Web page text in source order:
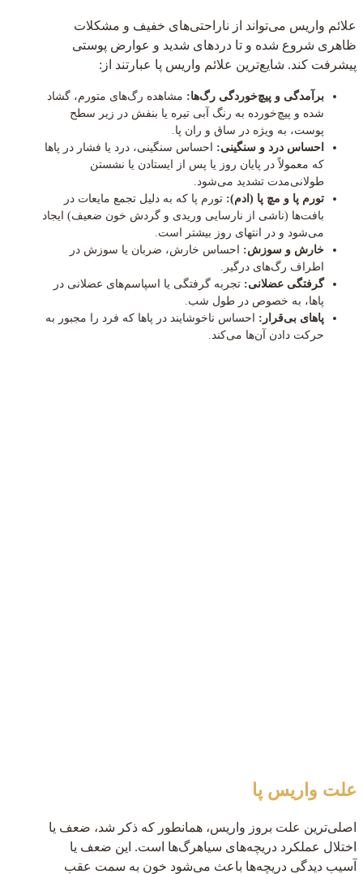
علائم واریس می‌تواند از ناراحتی‌های خفیف و مشکلات
ظاهری شروع شده و تا دردهای شدید و عوارض پوستی
پیشرفت کند. شایع‌ترین علائم واریس پا عبارتند از:
برآمدگی و پیچ‌خوردگی رگ‌ها: مشاهده رگ‌های متورم، گشاد
شده و پیچ‌خورده به رنگ آبی تیره یا بنفش در زیر سطح
پوست، به ویژه در ساق و ران پا.
احساس درد و سنگینی: احساس سنگینی، درد یا فشار در پاها
که معمولاً در پایان روز یا پس از ایستادن یا نشستن
طولانی‌مدت تشدید می‌شود.
تورم پا و مچ پا (ادم): تورم پا که به دلیل تجمع مایعات در
بافت‌ها (ناشی از نارسایی وریدی و گردش خون ضعیف) ایجاد
می‌شود و در انتهای روز بیشتر است.
خارش و سوزش: احساس خارش، ضربان یا سوزش در
اطراف رگ‌های درگیر.
گرفتگی عضلانی: تجربه گرفتگی یا اسپاسم‌های عضلانی در
پاها، به خصوص در طول شب.
پاهای بی‌قرار: احساس ناخوشایند در پاها که فرد را مجبور به
حرکت دادن آن‌ها می‌کند.
علت واریس پا
اصلی‌ترین علت بروز واریس، همانطور که ذکر شد، ضعف یا
اختلال عملکرد دریچه‌های سیاهرگ‌ها است. این ضعف یا
آسیب دیدگی دریچه‌ها باعث می‌شود خون به سمت عقب